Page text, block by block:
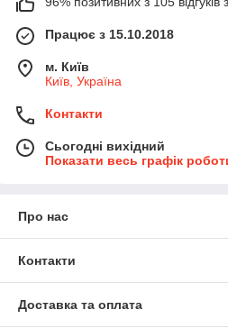
Працює з 15.10.2018
м. Київ
Київ, Україна
Контакти
Сьогодні вихідний
Показати весь графік
Про нас
Контакти
Доставка та оплата